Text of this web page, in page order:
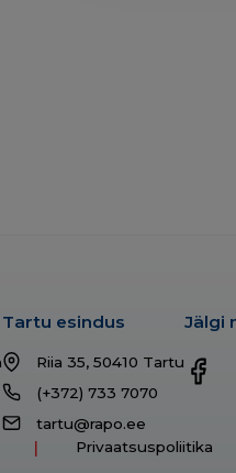
Tartu esindus
Riia 35, 50410 Tartu
(+372) 733 7070
tartu@rapo.ee
Jälgi
Privaatsuspoliitika